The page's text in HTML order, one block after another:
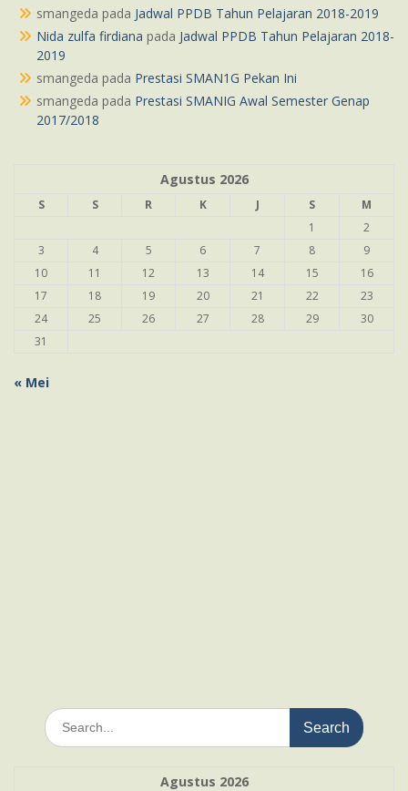
smangeda pada Jadwal PPDB Tahun Pelajaran 2018-2019
Nida zulfa firdiana pada Jadwal PPDB Tahun Pelajaran 2018-
2019
smangeda pada Prestasi SMAN1G Pekan Ini
smangeda pada Prestasi SMANIG Awal Semester Genap
2017/2018
Agustus 2026
S S R K J S
M
1
2
3
4 5 6 7 8
9
10
11 12 13 14 15
16
17
18 19 20 21 22
23
24
25 26 27 28 29
30
31
« Mei
Search
for:
Agustus 2026